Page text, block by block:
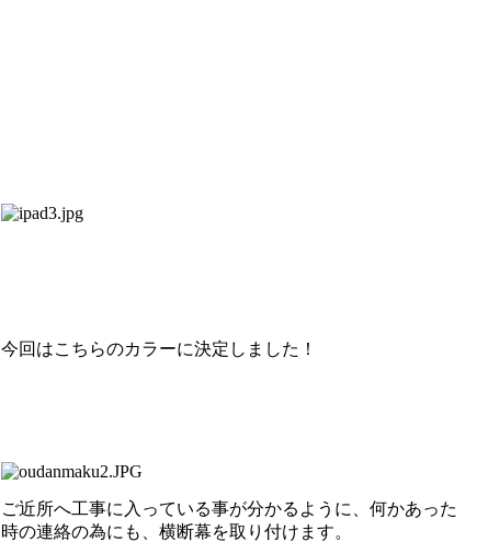
今回はこちらのカラーに決定しました！
ご近所へ工事に入っている事が分かるように、何かあった
時の連絡の為にも、横断幕を取り付けます。